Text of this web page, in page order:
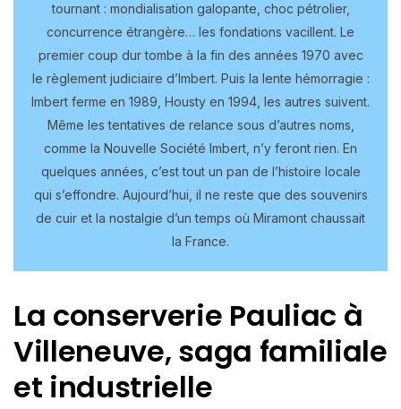
tournant : mondialisation galopante, choc pétrolier,
concurrence étrangère… les fondations vacillent. Le
premier coup dur tombe à la fin des années 1970 avec
le règlement judiciaire d’Imbert. Puis la lente hémorragie :
Imbert ferme en 1989, Housty en 1994, les autres suivent.
Même les tentatives de relance sous d’autres noms,
comme la Nouvelle Société Imbert, n’y feront rien. En
quelques années, c’est tout un pan de l’histoire locale
qui s’effondre. Aujourd’hui, il ne reste que des souvenirs
de cuir et la nostalgie d’un temps où Miramont chaussait
la France.
La conserverie Pauliac à
Villeneuve, saga familiale
et industrielle